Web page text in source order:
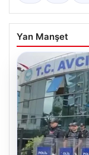
Yan Manşet